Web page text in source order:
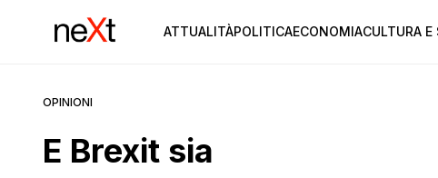
ATTUALITÀPOLITICAECONOMIACULTURA E
OPINIONI
E Brexit sia